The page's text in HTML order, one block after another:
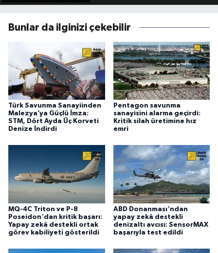
Bunlar da ilginizi çekebilir
Türk Savunma Sanayiinden
Malezya’ya Güçlü İmza:
STM, Dört Ayda Üç Korveti
Denize İndirdi
Pentagon savunma
sanayisini alarma geçirdi:
Kritik silah üretimine hız
emri
MQ-4C Triton ve P-8
Poseidon'dan kritik başarı:
Yapay zekâ destekli ortak
görev kabiliyeti gösterildi
ABD Donanması'ndan
yapay zekâ destekli
denizaltı avcısı: SensorMAX
başarıyla test edildi